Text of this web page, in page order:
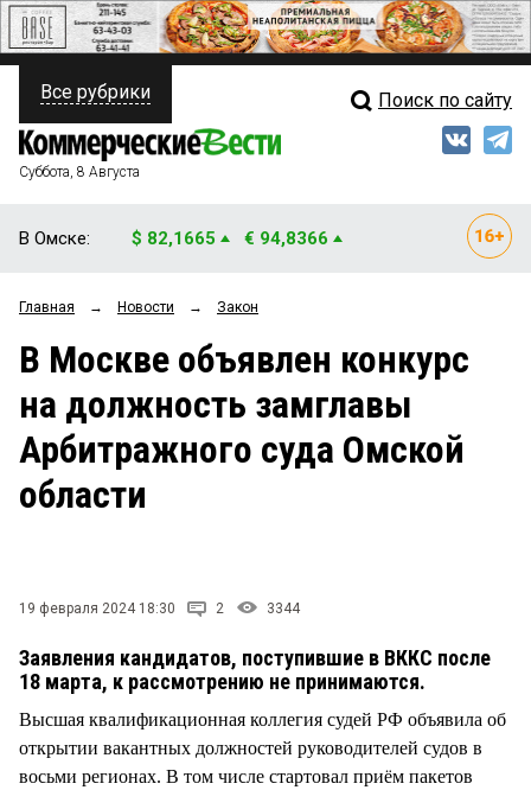
ПОЛИТИКА
ФИНАНСЫ
ОБЩЕСТВО
ЗАКОН
НОВОСТИ КОМПАНИЙ
ПРОИСШЕСТВИЯ
Свежий выпуск
Рейтинги
Блоги
Архив
Все рубрики Поиск по сайту
Суббота, 8 Августа
В Омске: $ 82,1665 € 94,8366
Главная → Новости → Закон
В Москве объявлен конкурс
на должность замглавы
Арбитражного суда Омской
области
19 февраля 2024 18:30 2 3344
Заявления кандидатов, поступившие в ВККС после
18 марта, к рассмотрению не принимаются.
Высшая квалификационная коллегия судей РФ объявила об
открытии вакантных должностей руководителей судов в
восьми регионах. В том числе стартовал приём пакетов